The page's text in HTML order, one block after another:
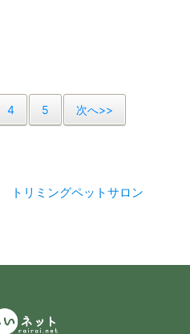
4 5 次へ>>
トリミングペットサロン